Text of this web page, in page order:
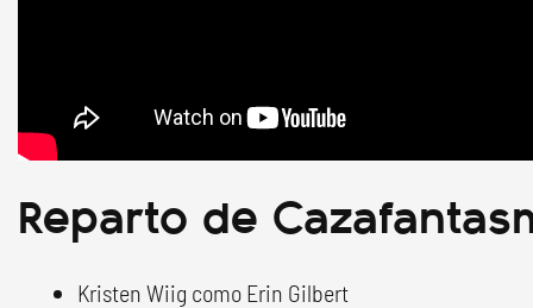
Reparto de
Kristen Wiig como Erin Gilbert